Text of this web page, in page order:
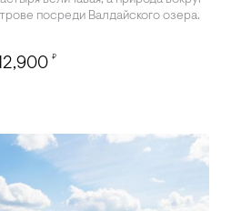
посреди Валдайского озера.
₽